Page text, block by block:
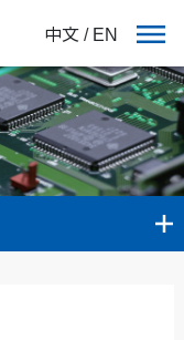
中文 / EN